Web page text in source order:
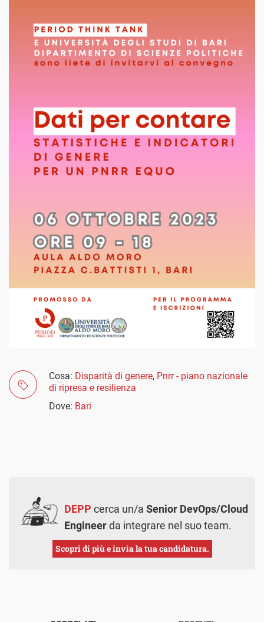
Cosa: Disparità di genere, Pnrr - piano nazionale
di ripresa e resilienza
Dove: Bari
DEPP cerca un/a Senior DevOps/Cloud
Engineerda integrare nel suo team.
Scopri di più e invia la tua candidatura.